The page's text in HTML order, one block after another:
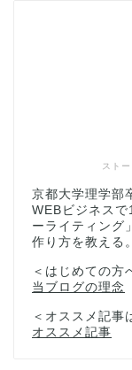
スト
京都大学理学部
WEBビジネス
ーライティング
作り方を教える。
＜はじめての方
当ブログの理念
＜オススメ記事
オススメ記事